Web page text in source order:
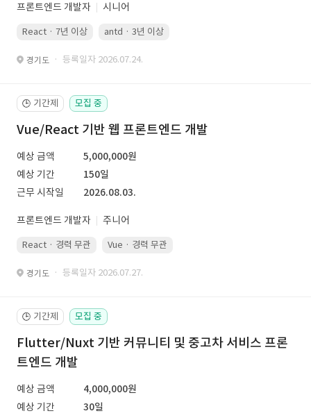
프론트엔드 개발자 시니어
React · 7년 이상 antd · 3년 이상
경기도 · 등록일자 2026.07.24.
🕒 기간제 모집 중
Vue/React 기반 웹 프론트엔드 개발
예상 금액
5,000,000원
예상 기간
150일
근무 시작일
2026.08.03.
프론트엔드 개발자 주니어
React · 경력 무관 Vue · 경력 무관
경기도 · 등록일자 2026.07.27.
🕒 기간제 모집 중
Flutter/Nuxt 기반 커뮤니티 및 중고차 서비스 프론
트엔드 개발
예상 금액
4,000,000원
예상 기간
30일